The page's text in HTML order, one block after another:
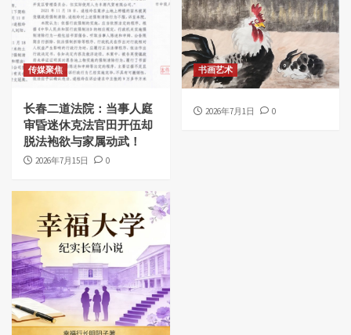
传媒聚焦
长春二道法院：当事人庭
审昏迷休克法官田开伍却
脱法袍欲与家属动武！
2026年7月15日 0
书画艺术
2026年7月1日 0